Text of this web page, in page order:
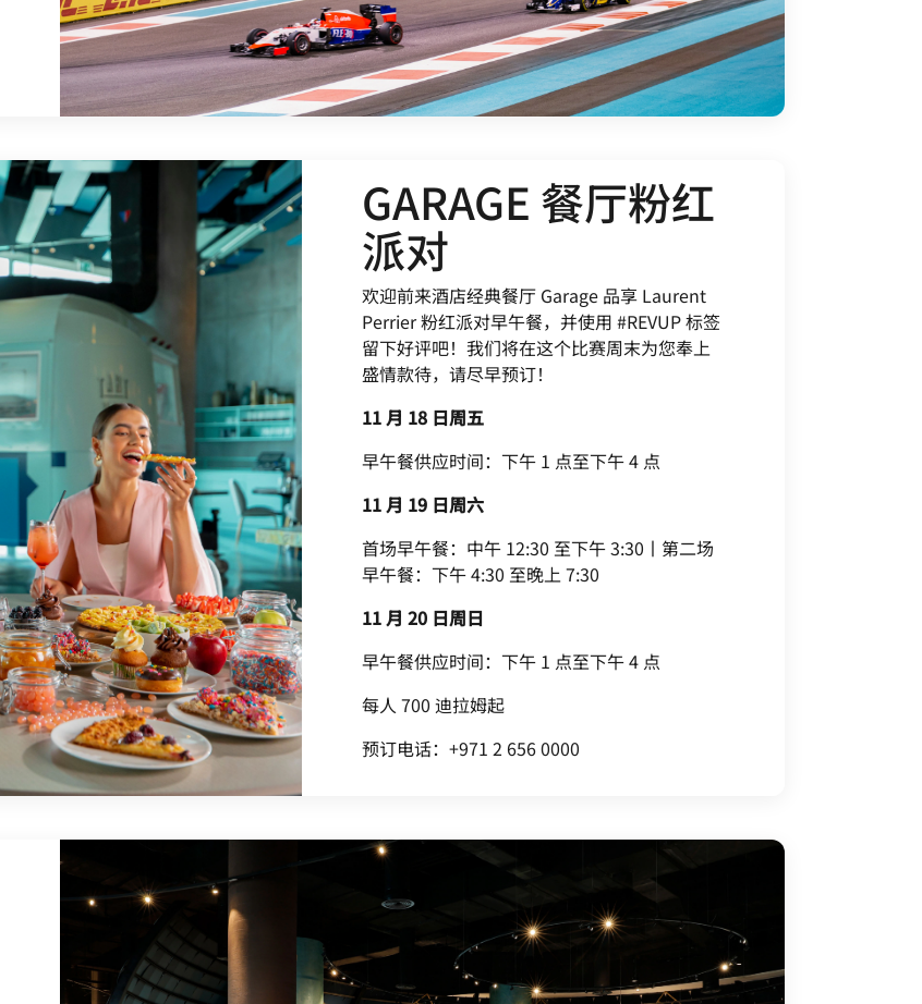
GARAGE 餐厅粉红
派对
欢迎前来酒店经典餐厅 Garage 品享 Laurent
Perrier 粉红派对早午餐，并使用 #REVUP 标签
留下好评吧！我们将在这个比赛周末为您奉上
盛情款待，请尽早预订！
11 月 18 日周五
早午餐供应时间：下午 1 点至下午 4 点
11 月 19 日周六
首场早午餐：中午 12:30 至下午 3:30丨第二场
早午餐：下午 4:30 至晚上 7:30
11 月 20 日周日
早午餐供应时间：下午 1 点至下午 4 点
每人 700 迪拉姆起
预订电话：+971 2 656 0000